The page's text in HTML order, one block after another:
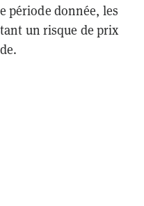
période donnée, les
un risque de prix